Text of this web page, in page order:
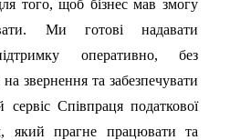
того, щоб бізнес мав змогу
Ми готові надавати
оперативно, без
звернення та забезпечувати
сервіс Співпраця податкової
який прагне працювати та